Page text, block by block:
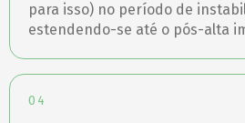
para isso) no período de
estendendo-se até o pós-alta
04